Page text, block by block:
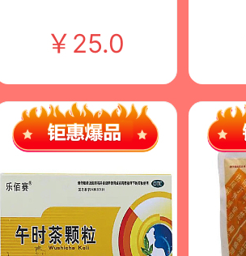
庄)药业有限公
￥ 25.0